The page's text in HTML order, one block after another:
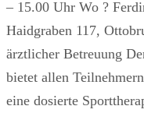
– 15.00 Uhr Wo ?
Haidgraben 117,
ärztlicher Betreuung
bietet allen
eine dosierte